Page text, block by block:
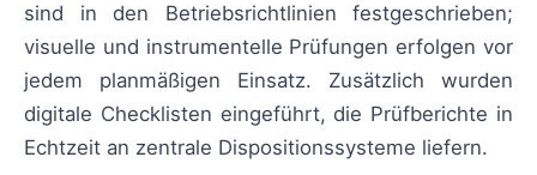
sind in den Betriebsrichtlinien festgeschrieben;
visuelle und instrumentelle Prüfungen erfolgen vor
jedem planmäßigen Einsatz. Zusätzlich wurden
digitale Checklisten eingeführt, die Prüfberichte in
Echtzeit an zentrale Dispositionssysteme liefern.